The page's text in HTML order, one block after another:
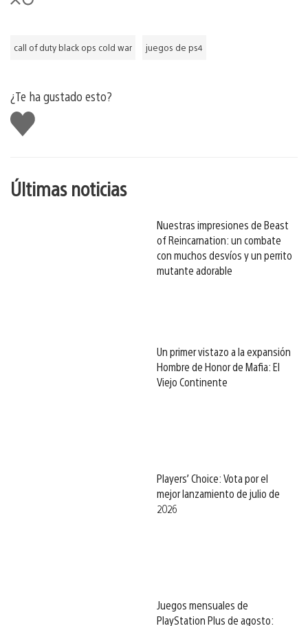
call of duty black ops cold war juegos de ps4
¿Te ha gustado esto?
Me
gusta
esto
Últimas noticias
Nuestras impresiones de Beast
of Reincarnation: un combate
con muchos desvíos y un perrito
mutante adorable
Un primer vistazo a la expansión
Hombre de Honor de Mafia: El
Viejo Continente
Players’ Choice: Vota por el
mejor lanzamiento de julio de
2026
Juegos mensuales de
PlayStation Plus de agosto: